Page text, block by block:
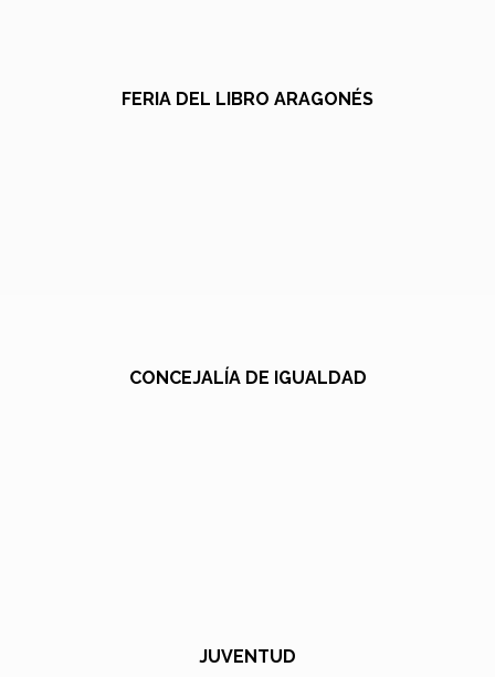
FERIA DEL LIBRO ARAGONÉS
CONCEJALÍA DE IGUALDAD
JUVENTUD